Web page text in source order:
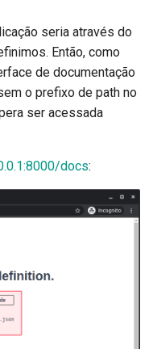
seria através do
Então, como
de documentação
o prefixo de path no
ser acessada
docs: